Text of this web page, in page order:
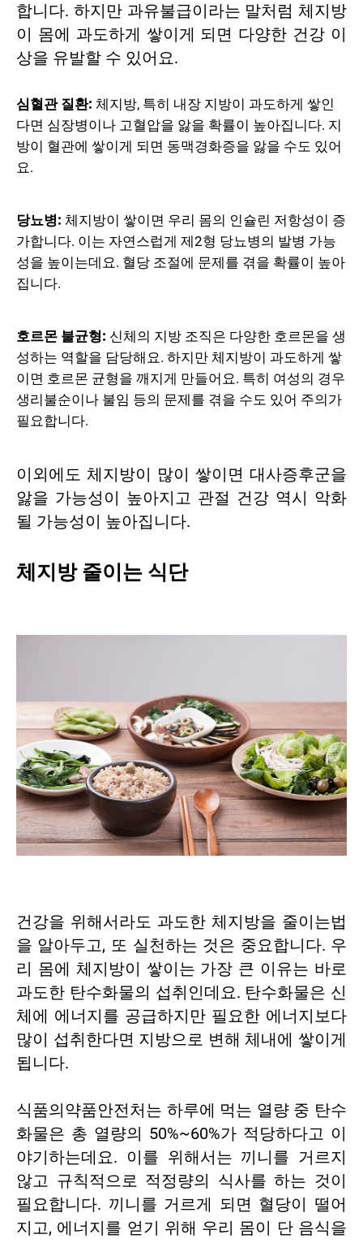
합니다. 하지만 과유불급이라는 말처럼 체지방
이 몸에 과도하게 쌓이게 되면 다양한 건강 이
상을 유발할 수 있어요.
심혈관 질환: 체지방, 특히 내장 지방이 과도하게 쌓인
다면 심장병이나 고혈압을 앓을 확률이 높아집니다. 지
방이 혈관에 쌓이게 되면 동맥경화증을 앓을 수도 있어
요.
당뇨병: 체지방이 쌓이면 우리 몸의 인슐린 저항성이 증
가합니다. 이는 자연스럽게 제2형 당뇨병의 발병 가능
성을 높이는데요. 혈당 조절에 문제를 겪을 확률이 높아
집니다.
호르몬 불균형: 신체의 지방 조직은 다양한 호르몬을 생
성하는 역할을 담당해요. 하지만 체지방이 과도하게 쌓
이면 호르몬 균형을 깨지게 만들어요. 특히 여성의 경우
생리불순이나 불임 등의 문제를 겪을 수도 있어 주의가
필요합니다.
이외에도 체지방이 많이 쌓이면 대사증후군을
앓을 가능성이 높아지고 관절 건강 역시 악화
될 가능성이 높아집니다.
체지방 줄이는 식단
건강을 위해서라도 과도한 체지방을 줄이는법
을 알아두고, 또 실천하는 것은 중요합니다. 우
리 몸에 체지방이 쌓이는 가장 큰 이유는 바로
과도한 탄수화물의 섭취인데요. 탄수화물은 신
체에 에너지를 공급하지만 필요한 에너지보다
많이 섭취한다면 지방으로 변해 체내에 쌓이게
됩니다.
식품의약품안전처는 하루에 먹는 열량 중 탄수
화물은 총 열량의 50%~60%가 적당하다고 이
야기하는데요. 이를 위해서는 끼니를 거르지
않고 규칙적으로 적정량의 식사를 하는 것이
필요합니다. 끼니를 거르게 되면 혈당이 떨어
지고, 에너지를 얻기 위해 우리 몸이 단 음식을